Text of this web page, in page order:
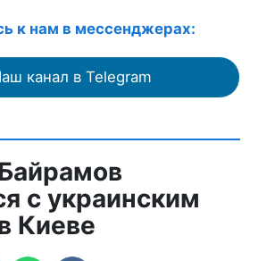
к нам в мессенджерах:
канал в Telegram
с украинским
Киеве